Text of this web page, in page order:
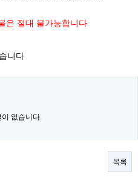
은 절대 불가능합니다
니다
없습니다.
목록